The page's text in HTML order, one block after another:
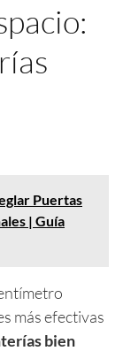
Puertas
| Guía
más efectivas
bien